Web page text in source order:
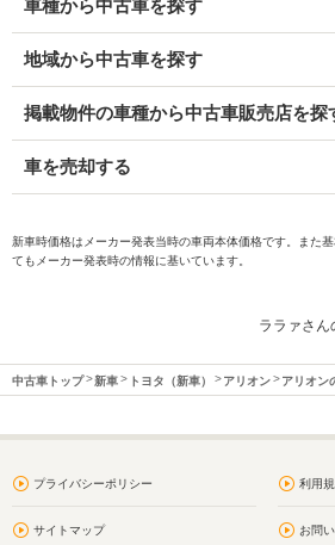
車種から中古車を探す
地域から中古車を探す
掲載物件の車種から中古車販売店を探
車を売却する
新車時価格はメーカー発表当時の車両本体価格です。また
てもメーカー発表時の情報に基いています。
ララァさん
中古車トップ 新車 トヨタ（新車） アリオン アリオン
プライバシーポリシー 利用
サイトマップ お問